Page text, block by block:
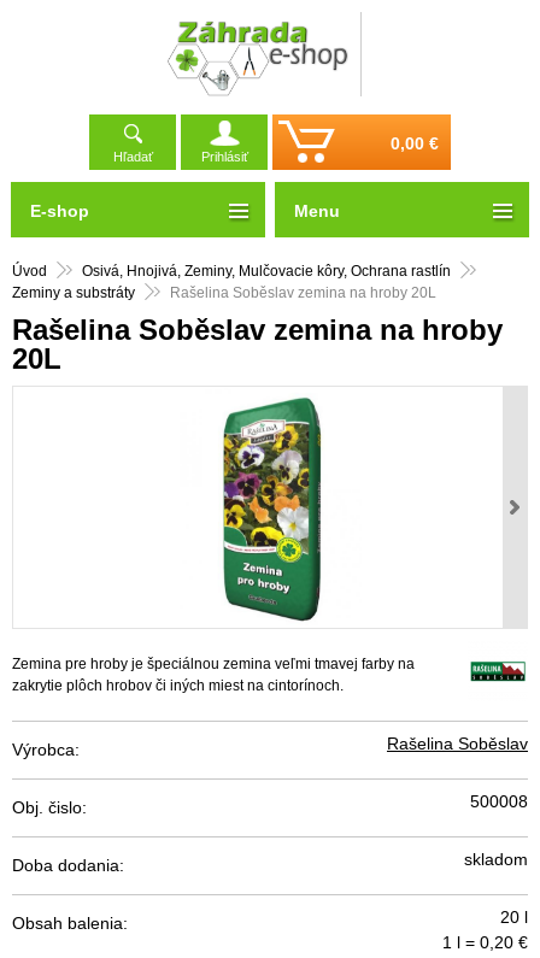
Hľadať Prihlásiť
0,00 €
Úvod
Osivá, Hnojivá, Zeminy, Mulčovacie kôry, Ochrana rastlín
Zeminy a substráty
Rašelina Soběslav zemina na hroby 20L
Rašelina Soběslav zemina na hroby
20L
Zemina pre hroby je špeciálnou zemina veľmi tmavej farby na
zakrytie plôch hrobov či iných miest na cintorínoch.
Výrobca: Rašelina Soběslav
Obj. čislo: 500008
Doba dodania: skladom
Obsah balenia:
20 l
1 l = 0,20 €
E-shop Menu